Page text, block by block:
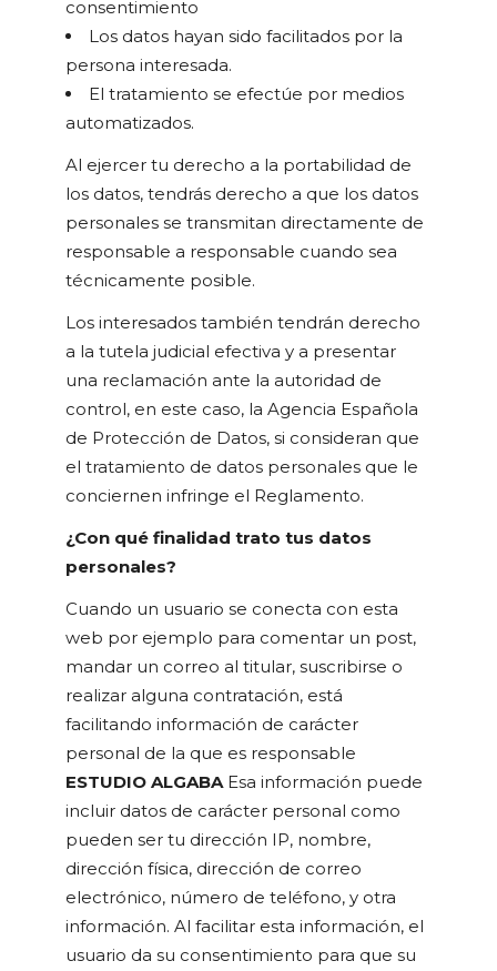
consentimiento
Los datos hayan sido facilitados por la
persona interesada.
El tratamiento se efectúe por medios
automatizados.
Al ejercer tu derecho a la portabilidad de
los datos, tendrás derecho a que los datos
personales se transmitan directamente de
responsable a responsable cuando sea
técnicamente posible.
Los interesados también tendrán derecho
a la tutela judicial efectiva y a presentar
una reclamación ante la autoridad de
control, en este caso, la Agencia Española
de Protección de Datos, si consideran que
el tratamiento de datos personales que le
conciernen infringe el Reglamento.
¿Con qué finalidad trato tus datos
personales?
Cuando un usuario se conecta con esta
web por ejemplo para comentar un post,
mandar un correo al titular, suscribirse o
realizar alguna contratación, está
facilitando información de carácter
personal de la que es responsable
ESTUDIO ALGABA Esa información puede
incluir datos de carácter personal como
pueden ser tu dirección IP, nombre,
dirección física, dirección de correo
electrónico, número de teléfono, y otra
información. Al facilitar esta información, el
usuario da su consentimiento para que su